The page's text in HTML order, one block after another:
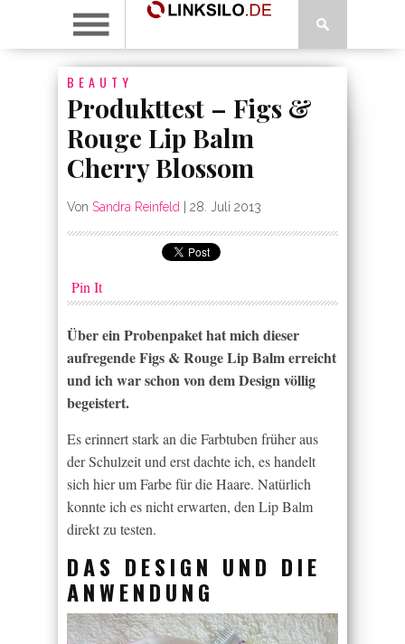
BEAUTY
Produkttest – Figs &
Rouge Lip Balm
Cherry Blossom
Von Sandra Reinfeld 28. Juli 2013
Pin It
Über ein Probenpaket hat mich dieser
aufregende Figs & Rouge Lip Balm erreicht
und ich war schon von dem Design völlig
begeistert.
Es erinnert stark an die Farbtuben früher aus
der Schulzeit und erst dachte ich, es handelt
sich hier um Farbe für die Haare. Natürlich
konnte ich es nicht erwarten, den Lip Balm
direkt zu testen.
DAS DESIGN UND DIE
ANWENDUNG